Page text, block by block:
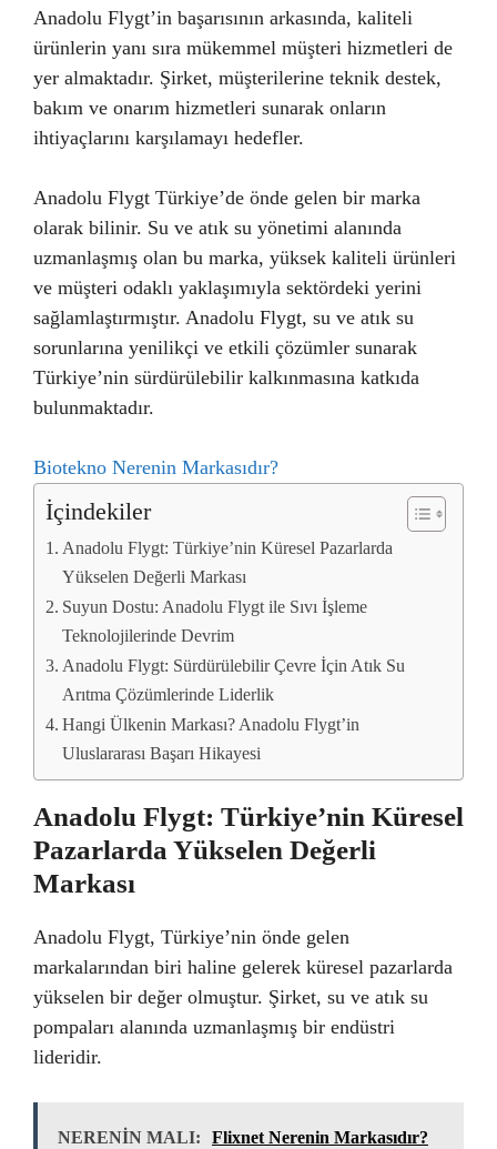
Anadolu Flygt’in başarısının arkasında, kaliteli
ürünlerin yanı sıra mükemmel müşteri hizmetleri de
yer almaktadır. Şirket, müşterilerine teknik destek,
bakım ve onarım hizmetleri sunarak onların
ihtiyaçlarını karşılamayı hedefler.
Anadolu Flygt Türkiye’de önde gelen bir marka
olarak bilinir. Su ve atık su yönetimi alanında
uzmanlaşmış olan bu marka, yüksek kaliteli ürünleri
ve müşteri odaklı yaklaşımıyla sektördeki yerini
sağlamlaştırmıştır. Anadolu Flygt, su ve atık su
sorunlarına yenilikçi ve etkili çözümler sunarak
Türkiye’nin sürdürülebilir kalkınmasına katkıda
bulunmaktadır.
Biotekno Nerenin Markasıdır?
İçindekiler
Anadolu Flygt: Türkiye’nin Küresel Pazarlarda
Yükselen Değerli Markası
Suyun Dostu: Anadolu Flygt ile Sıvı İşleme
Teknolojilerinde Devrim
Anadolu Flygt: Sürdürülebilir Çevre İçin Atık Su
Arıtma Çözümlerinde Liderlik
Hangi Ülkenin Markası? Anadolu Flygt’in
Uluslararası Başarı Hikayesi
Anadolu Flygt: Türkiye’nin Küresel
Pazarlarda Yükselen Değerli
Markası
Anadolu Flygt, Türkiye’nin önde gelen
markalarından biri haline gelerek küresel pazarlarda
yükselen bir değer olmuştur. Şirket, su ve atık su
pompaları alanında uzmanlaşmış bir endüstri
lideridir.
NERENİN MALI: Flixnet Nerenin Markasıdır?